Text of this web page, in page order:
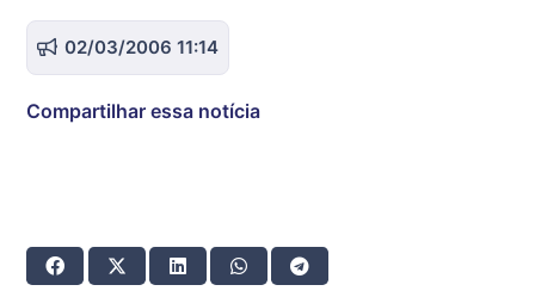
02/03/2006 11:14
Compartilhar essa notícia